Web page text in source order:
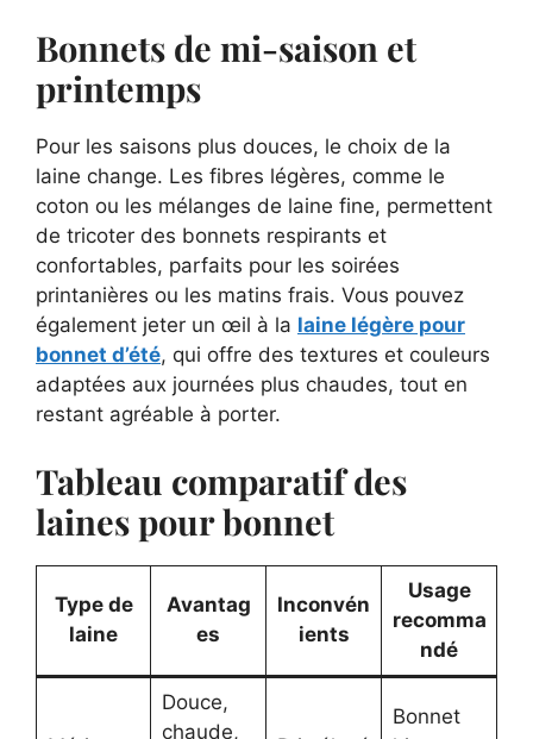
Bonnets de mi-saison et
printemps
Pour les saisons plus douces, le choix de la
laine change. Les fibres légères, comme le
coton ou les mélanges de laine fine, permettent
de tricoter des bonnets respirants et
confortables, parfaits pour les soirées
printanières ou les matins frais. Vous pouvez
également jeter un œil à la laine légère pour
bonnet d’été, qui offre des textures et couleurs
adaptées aux journées plus chaudes, tout en
restant agréable à porter.
Tableau comparatif des
laines pour bonnet
Type de
laine
Avantag
es
Inconvén
ients
Usage
recomma
ndé
Douce,
chaude,
Bonnet